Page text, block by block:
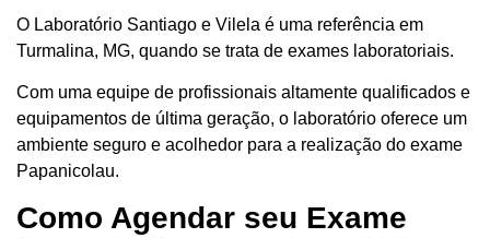
O Laboratório Santiago e Vilela é uma referência em
Turmalina, MG, quando se trata de exames laboratoriais.
Com uma equipe de profissionais altamente qualificados e
equipamentos de última geração, o laboratório oferece um
ambiente seguro e acolhedor para a realização do exame
Papanicolau.
Como Agendar seu Exame